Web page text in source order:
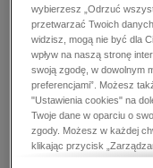
wybierzesz „Odrzuć
przetwarzać Twoich
widzisz, mogą nie być dla
wpływ na naszą stronę
swoją zgodę, w dowolnym
preferencjami”. Możesz
"Ustawienia cookies" na
Twoje dane w oparciu o
zgody. Możesz w każdej
klikając przycisk
cookies" na dole strony.